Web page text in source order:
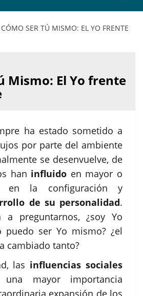
CÓMO SER TÚ MISMO: EL YO FRENTE
Mismo: El Yo frente
ha estado sometido a
por parte del ambiente
se desenvuelve, de
han influido en mayor o
en la configuración y
de su personalidad.
a preguntarnos, ¿soy Yo
puedo ser Yo mismo? ¿el
cambiado tanto?
las influencias sociales
mayor importancia
expansión de los